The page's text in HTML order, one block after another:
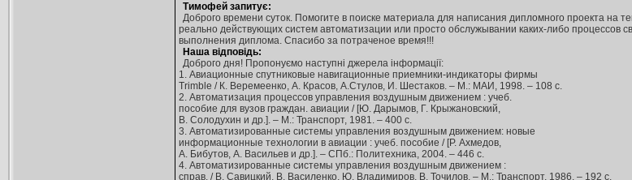
Тимофей запитує:
Доброго времени суток. Помогите в поиске материала для написания дипломного проекта на
реально действующих систем автоматизации или просто обслужывании каких-либо
выполнения диплома. Спасибо за потраченое время!!!
Наша відповідь:
Доброго дня! Пропонуємо наступні джерела інформації:
1. Авиационные спутниковые навигационные приемники-индикаторы фирмы
Trimble / К. Веремеенко, А. Красов, А.Стулов, И. Шестаков. – М.: МАИ, 1998. – 108 с.
2. Автоматизация процессов управления воздушным движением : учеб.
пособие для вузов граждан. авиации / [Ю. Дарымов, Г. Крыжановский,
В. Солодухин и др.]. – М.: Транспорт, 1981. – 400 с.
3. Автоматизированные системы управления воздушным движением: новые
информационные технологии в авиации : учеб. пособие / [Р. Ахмедов,
А. Бибутов, А. Васильев и др.]. – СПб.: Политехника, 2004. – 446 с.
4. Автоматизированные системы управления воздушным движением :
справ. / В. Савицкий, В. Василенко, Ю. Владимиров, В. Точилов. – М.: Транспорт, 1986. – 192 с.